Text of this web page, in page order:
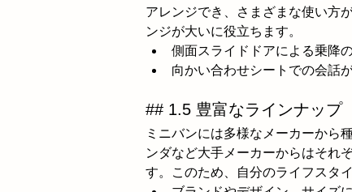
アレンジでき、さまざまな使い方
ンジが大いに役立ちます。
側面スライドドアによる乗降
向かい合わせシートでの会話
## 1.5 豊富なラインナップ
ミニバンには多様なメーカーから
ンダなど大手メーカーからはそれ
す。このため、自分のライフスタ